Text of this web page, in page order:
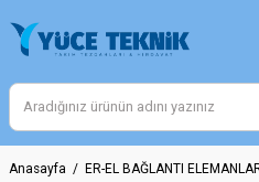
Anasayfa ER-EL BAĞLANTI